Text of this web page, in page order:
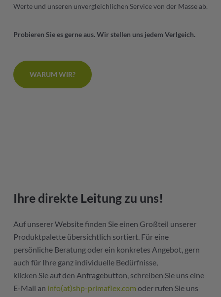
Werte und unseren unvergleichlichen Service von der Masse ab.
Probieren Sie es gerne aus. Wir stellen uns jedem Verlgeich.
WARUM WIR?
Ihre direkte Leitung zu uns!
Auf unserer Website finden Sie einen Großteil unserer
Produktpalette übersichtlich sortiert. Für eine
persönliche Beratung oder ein konkretes Angebot, gern
auch für Ihre ganz individuelle Bedürfnisse,
klicken Sie auf den Anfragebutton, schreiben Sie uns eine
E-Mail an info(at)shp-primaflex.com oder rufen Sie uns